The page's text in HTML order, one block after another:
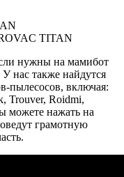
TITAN
нужны на мамибот
У нас также найдутся
пылесосов, включая:
Trouver, Roidmi,
можете нажать на
грамотную